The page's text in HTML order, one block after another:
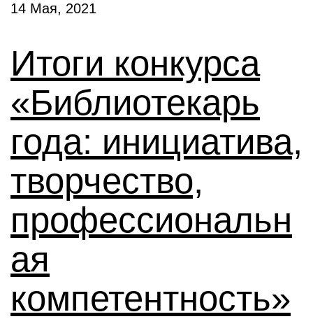
14 Мая, 2021
Итоги конкурса
«Библиотекарь
года: инициатива,
творчество,
профессиональн
ая
компетентность»